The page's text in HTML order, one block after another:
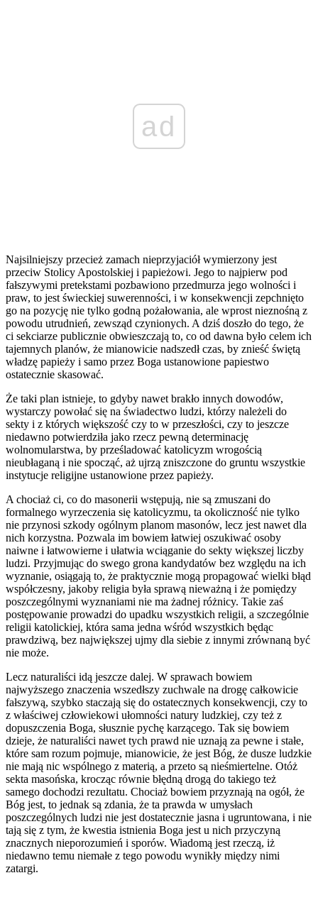
ad
Najsilniejszy przecież zamach nieprzyjaciół wymierzony jest
przeciw Stolicy Apostolskiej i papieżowi. Jego to najpierw pod
fałszywymi pretekstami pozbawiono przedmurza jego wolności i
praw, to jest świeckiej suwerenności, i w konsekwencji zepchnięto
go na pozycję nie tylko godną pożałowania, ale wprost nieznośną z
powodu utrudnień, zewsząd czynionych. A dziś doszło do tego, że
ci sekciarze publicznie obwieszczają to, co od dawna było celem ich
tajemnych planów, że mianowicie nadszedł czas, by znieść świętą
władzę papieży i samo przez Boga ustanowione papiestwo
ostatecznie skasować.
Że taki plan istnieje, to gdyby nawet brakło innych dowodów,
wystarczy powołać się na świadectwo ludzi, którzy należeli do
sekty i z których większość czy to w przeszłości, czy to jeszcze
niedawno potwierdziła jako rzecz pewną determinację
wolnomularstwa, by prześladować katolicyzm wrogością
nieubłaganą i nie spocząć, aż ujrzą zniszczone do gruntu wszystkie
instytucje religijne ustanowione przez papieży.
A chociaż ci, co do masonerii wstępują, nie są zmuszani do
formalnego wyrzeczenia się katolicyzmu, ta okoliczność nie tylko
nie przynosi szkody ogólnym planom masonów, lecz jest nawet dla
nich korzystna. Pozwala im bowiem łatwiej oszukiwać osoby
naiwne i łatwowierne i ułatwia wciąganie do sekty większej liczby
ludzi. Przyjmując do swego grona kandydatów bez względu na ich
wyznanie, osiągają to, że praktycznie mogą propagować wielki błąd
współczesny, jakoby religia była sprawą nieważną i że pomiędzy
poszczególnymi wyznaniami nie ma żadnej różnicy. Takie zaś
postępowanie prowadzi do upadku wszystkich religii, a szczególnie
religii katolickiej, która sama jedna wśród wszystkich będąc
prawdziwą, bez największej ujmy dla siebie z innymi zrównaną być
nie może.
Lecz naturaliści idą jeszcze dalej. W sprawach bowiem
najwyższego znaczenia wszedłszy zuchwale na drogę całkowicie
fałszywą, szybko staczają się do ostatecznych konsekwencji, czy to
z właściwej człowiekowi ułomności natury ludzkiej, czy też z
dopuszczenia Boga, słusznie pychę karzącego. Tak się bowiem
dzieje, że naturaliści nawet tych prawd nie uznają za pewne i stałe,
które sam rozum pojmuje, mianowicie, że jest Bóg, że dusze ludzkie
nie mają nic wspólnego z materią, a przeto są nieśmiertelne. Otóż
sekta masońska, krocząc równie błędną drogą do takiego też
samego dochodzi rezultatu. Chociaż bowiem przyznają na ogół, że
Bóg jest, to jednak są zdania, że ta prawda w umysłach
poszczególnych ludzi nie jest dostatecznie jasna i ugruntowana, i nie
tają się z tym, że kwestia istnienia Boga jest u nich przyczyną
znacznych nieporozumień i sporów. Wiadomą jest rzeczą, iż
niedawno temu niemałe z tego powodu wynikły między nimi
zatargi.